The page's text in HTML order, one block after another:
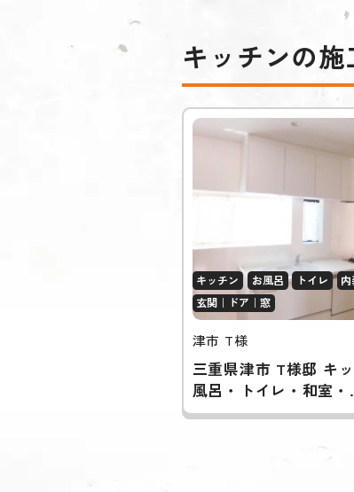
キッチンの施
キッチン お風呂 トイレ
玄関｜ドア｜窓
津市 T様
三重県津市 T様邸 キ
風呂・トイレ・和室・